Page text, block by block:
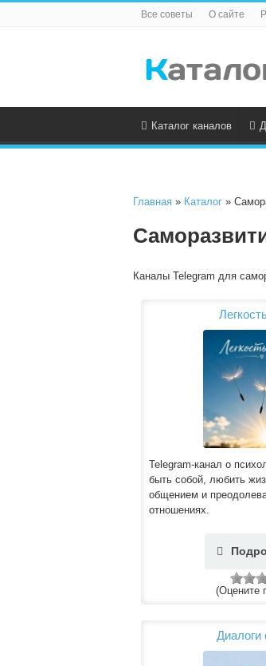
Все советы О сайте
Каталог каналов
Главная » Каталог »
Каналы Telegram для
Telegram-канал о
быть собой, любить
общением и
отношениях.
(Оцените
Диалоги